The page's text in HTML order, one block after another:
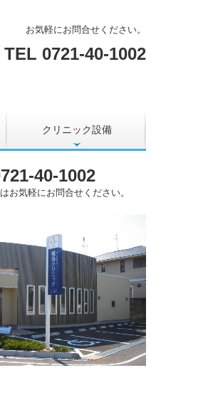
お気軽にお問合せください。
TEL 0721-40-1002
クリニック設備
40-1002
お気軽にお問合せください。